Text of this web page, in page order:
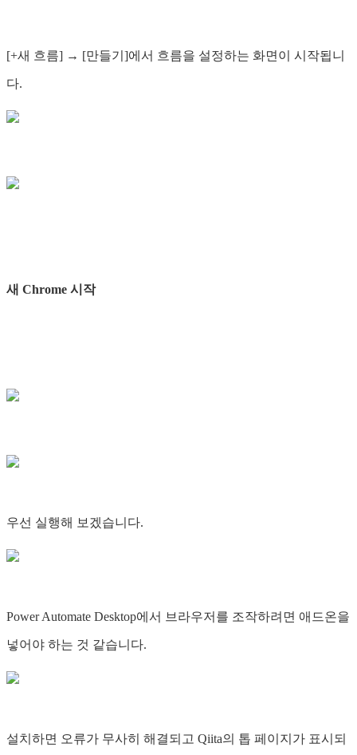
[+새 흐름] → [만들기]에서 흐름을 설정하는 화면이 시작됩니
다.
새 Chrome 시작
우선 실행해 보겠습니다.
Power Automate Desktop에서 브라우저를 조작하려면 애드온을
넣어야 하는 것 같습니다.
설치하면 오류가 무사히 해결되고 Qiita의 톱 페이지가 표시되